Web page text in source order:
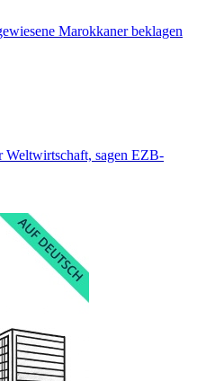
Marokkaner beklagen
Weltwirtschaft, sagen EZB-